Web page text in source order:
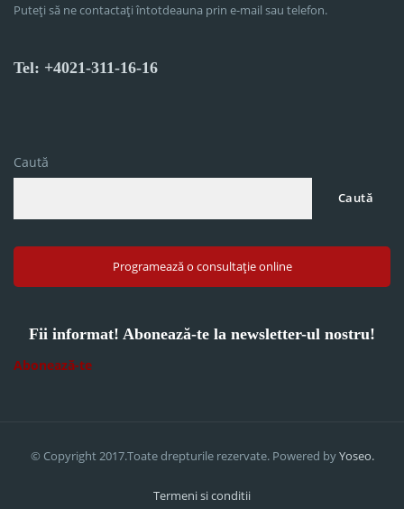
Puteți să ne contactați întotdeauna prin e-mail sau telefon.
Tel: +4021-311-16-16
Caută
Caută
Programează o consultație online
Fii informat! Abonează-te la newsletter-ul nostru!
Abonează-te
© Copyright 2017.Toate drepturile rezervate. Powered byYoseo.
Termeni si conditii